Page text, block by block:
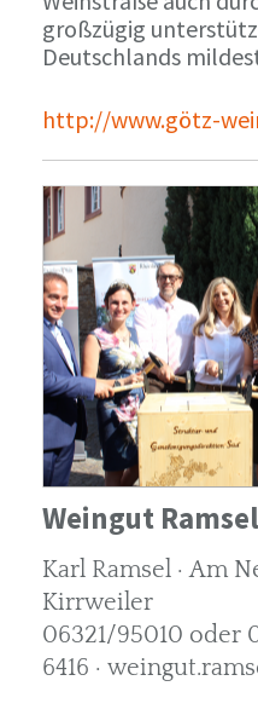
großzügig
Deutschlands
http://www.götz-
Weingut Ramsel
Karl Ramsel · Am
Kirrweiler
06321/95010 oder
6416 ·